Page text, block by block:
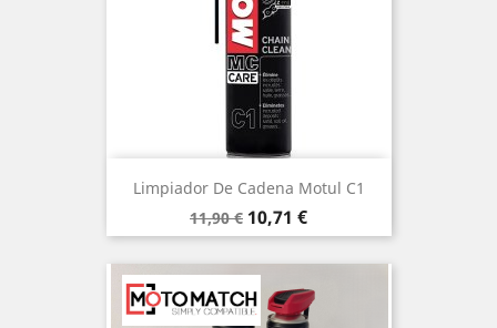
Limpiador De Cadena Motul C1
Precio
base
11,90 € Precio
10,71 €